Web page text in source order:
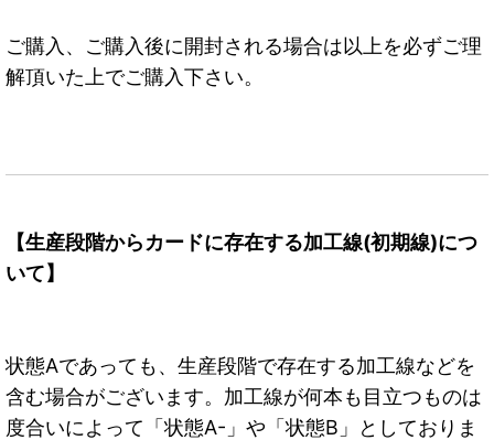
ご購入、ご購入後に開封される場合は以上を必ずご理
解頂いた上でご購入下さい。
【生産段階からカードに存在する加工線(初期線)につ
いて】
状態Aであっても、生産段階で存在する加工線などを
含む場合がございます。加工線が何本も目立つものは
度合いによって「状態A-」や「状態B」としておりま